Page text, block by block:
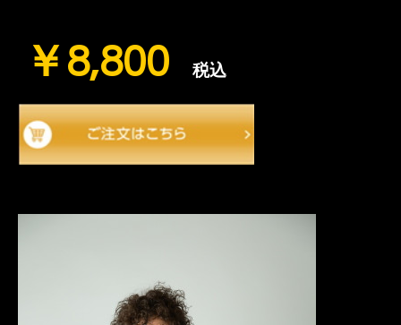
￥8,800 税込